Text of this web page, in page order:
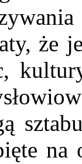
że